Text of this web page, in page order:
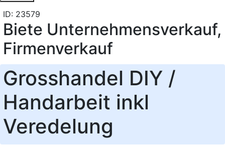
ID: 23579
Biete Unternehmensverkauf,
Firmenverkauf
Grosshandel DIY /
Handarbeit inkl
Veredelung